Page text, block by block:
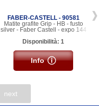
FABER-CASTELL - 90581
Matite grafite Grip - HB - fusto
silver - Faber Castell - expo 144
Disponibilità: 1
Info
next